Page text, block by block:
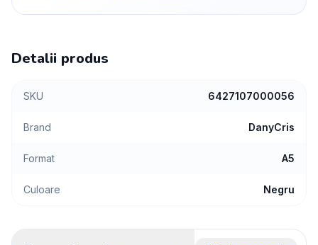
Detalii produs
SKU 6427107000056
Brand DanyCris
Format A5
Culoare Negru